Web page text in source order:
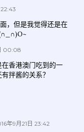
，但是我觉得还是在
00:08
香港澳门吃到的一
拌酱的关系？
年9月21日 23:42